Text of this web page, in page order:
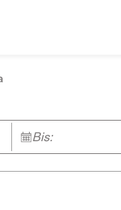
Bis: